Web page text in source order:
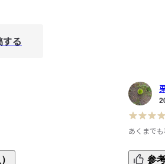
る
が作ったけしごむを使っていま
あくまで
握りやす
参